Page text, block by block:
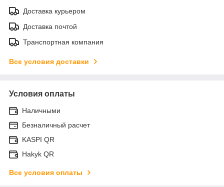
Доставка курьером
Доставка почтой
Транспортная компания
Все условия доставки
Условия оплаты
Наличными
Безналичный расчет
KASPI QR
Hakyk QR
Все условия оплаты